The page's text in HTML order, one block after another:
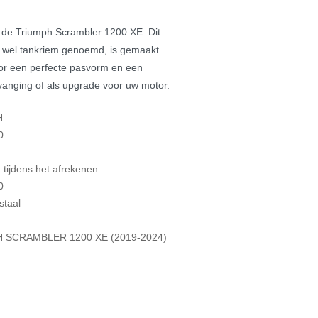
Triumph Scrambler 1200 XE. Dit
tankriem genoemd, is gemaakt
een perfecte pasvorm en een
of als upgrade voor uw motor.
tijdens het afrekenen
SCRAMBLER 1200 XE (2019-2024)